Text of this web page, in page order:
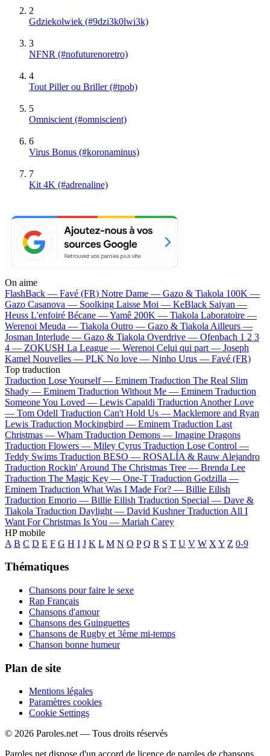
2
Gdziekolwiek (#9dzi3k0lwi3k)
3
NFNR (#nofuturenoretro)
4
Tout Piller ou Briller (#tpob)
5
Omniscient (#omniscient)
6
Virus Bonus (#koronaminus)
7
Kit 4K (#adrenaline)
On aime
FlashBack — Favé (FR) Notre Dame — Gazo & Tiakola 100K —
Gazo Casanova — Soolking Laisse Moi — KeBlack Saiyan —
Heuss L'enfoiré Bécane —Yamê 200K — Tiakola Laboratoire —
Werenoi Meuda — Tiakola Outro — Gazo & Tiakola Ailleurs —
Josman Interlude — Gazo & Tiakola Overdrive — Ofenbach 1 2 3
4 — ZOKUSH La League — Werenoi Celui qui part — Joseph
Kamel Nouvelles — PLK No love — Ninho Urus — Favé (FR)
Top traduction
Traduction Lose Yourself — Eminem Traduction The Real Slim
Shady — Eminem Traduction Without Me — Eminem Traduction
Someone You Loved — Lewis Capaldi Traduction Another Love
— Tom Odell Traduction Can't Hold Us — Macklemore and Ryan
Lewis Traduction Mockingbird — Eminem Traduction Last
Christmas — Wham Traduction Demons — Imagine Dragons
Traduction Flowers — Miley Cyrus Traduction Lose Control —
Teddy Swims Traduction BESO — ROSALÍA & Rauw Alejandro
Traduction Rockin' Around The Christmas Tree — Brenda Lee
Traduction The Magic Key — One-T Traduction Godzilla —
Eminem Traduction What Was I Made For? — Billie Eilish
Traduction Emorio — Billie Eilish Traduction Special — Dave &
Tiakola Traduction Daylight — David Kushner Traduction All I
Want For Christmas Is You — Mariah Carey
HP mobile
A B C D E F G H I J K L M N O P Q R S T U V W X Y Z 0-9
Thématiques
Chansons pour faire le sexe
Rap Français
Chansons d'amour
Chansons des Guinguettes
Chansons de Rugby et 3ème mi-temps
Chanson bonne humeur
Plan de site
Mentions légales
Paramètres cookies
Cookie Settings
© 2026 Paroles.net — Tous droits réservés